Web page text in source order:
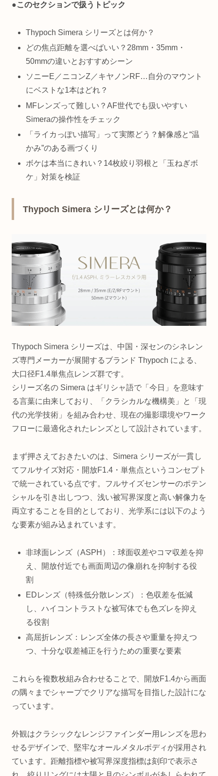
●このセクションで扱うトピック
Thypoch Simera シリーズとは何か？
どの焦点距離を選べばいい？28mm・35mm・
50mmの違いとおすすめシーン
ソニーE／ニコンZ／キヤノンRF…自分のマウント
にベストな1本はどれ？
MFレンズって難しい？AF世代でも扱いやすい
Simeraの操作性をチェック
「ライカっぽい描写」って実際どう？解像感と“温
かみ”のある画づくり
ボケは本当にきれい？14枚絞り羽根と「玉ねぎボ
ケ」対策を検証
Thypoch Simera シリーズとは何か？
Thypoch Simera シリーズは、中国・深センのシネレン
ズ専門メーカーが展開するブランド Thypoch による、
大口径F1.4単焦点レンズ群です。
シリーズ名の Simera はギリシャ語で「今日」を意味す
る言葉に由来しており、「クラシカルな機構美」と「現
代の光学技術」を組み合わせ、現在の撮影環境やワーク
フローに最適化されたレンズとして設計されています。
まず押さえておきたいのは、Simera シリーズが一貫し
てフルサイズ対応・開放F1.4・単焦点というコンセプト
で統一されている点です。フルサイズセンサーのポテン
シャルを引き出しつつ、浅い被写界深度と高い解像力を
両立することを目的としており、光学系には以下のよう
な要素が組み込まれています。
非球面レンズ（ASPH）：球面収差やコマ収差を抑
え、開放付近でも画面周辺の像崩れを抑制する役
割
EDレンズ（特殊低分散レンズ）：色収差を低減
し、ハイコントラストな被写体でも色ズレを抑え
る役割
高屈折レンズ：レンズ全体の長さや重量を抑えつ
つ、十分な収差補正を行うための重要な要素
これらを複数枚組み合わせることで、開放F1.4から画面
の隅々までシャープでクリアな描写を目指した設計にな
っています。
外観はクラシックなレンジファインダー用レンズを思わ
せるデザインで、堅牢なオールメタルボディが採用され
ています。距離指標や被写界深度指標は刻印で表示さ